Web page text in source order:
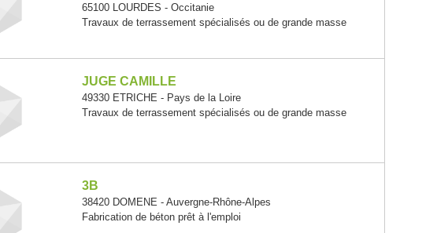
65100 LOURDES - Occitanie
Travaux de terrassement spécialisés ou de grande masse
JUGE CAMILLE
49330 ETRICHE - Pays de la Loire
Travaux de terrassement spécialisés ou de grande masse
3B
38420 DOMENE - Auvergne-Rhône-Alpes
Fabrication de béton prêt à l'emploi